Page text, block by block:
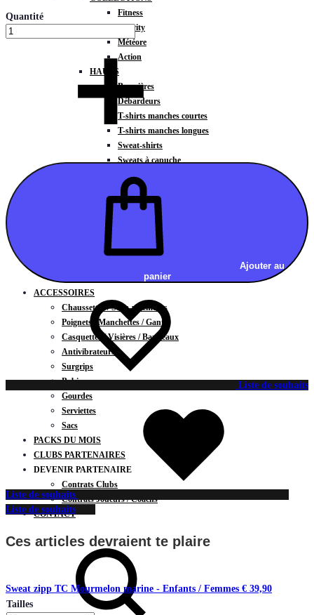
Fitness
Gravity
Météore
Action
HAUTS
Brassières
Débardeurs
T-shirts manches courtes
T-shirts manches longues
Sweat-shirts
Sweats à capuche
Sweats à capuche zippé
Vestes
BAS
Leggings
CARTES CADEAUX
ACCESSOIRES
Chaussettes / Sous-vêtements
Poignets / Manchettes / Gants
Casquettes / Visières / Bandeaux
Antivibrateurs
Surgrips
Bobines
Gourdes
Serviettes
Sacs
PACKS DU MOIS
CLUBS PARTENAIRES
DEVENIR PARTENAIRE
Contrats Clubs
Contrats Joueurs / Coachs
CONTACT
Quantité
Ajouter au
panier
Liste de souhaits
Liste de souhaits
Liste de souhaits
Ces articles devraient te plaire
Sweat zipp TC Mourmelon marine - Enfants / Femmes € 39,90
Tailles